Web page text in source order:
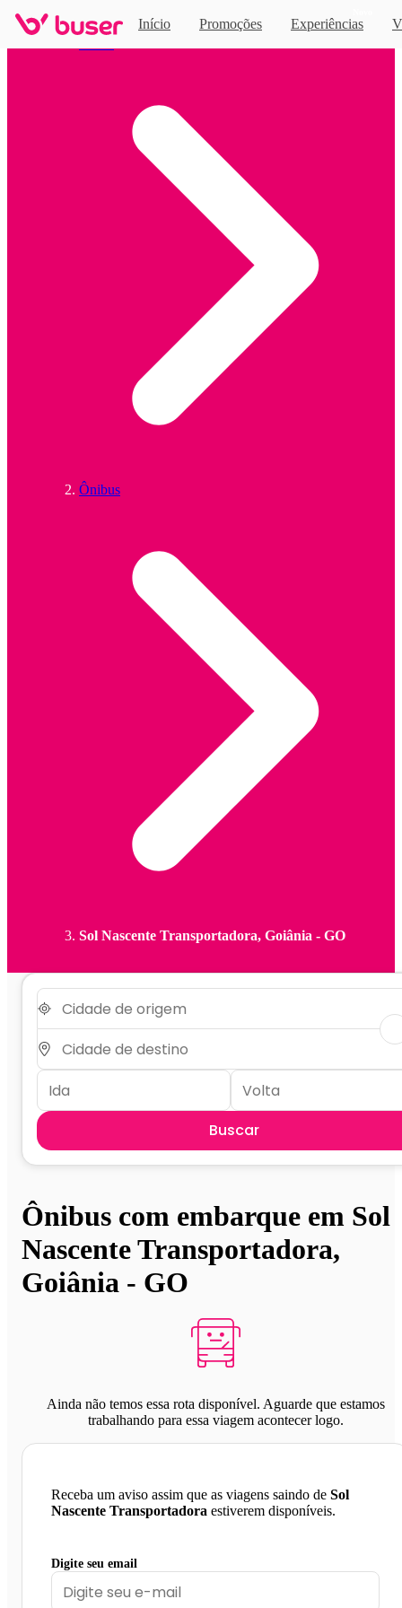
Início Promoções Experiências
Ônibus
Sol Nascente Transportadora, Goiânia - GO
Buscar
Ônibus com embarque em Sol
Nascente Transportadora,
Goiânia - GO
Ainda não temos essa rota disponível. Aguarde que estamos
trabalhando para essa viagem acontecer logo.
Receba um aviso assim que as viagens saindo de Sol
Nascente Transportadora estiverem disponíveis.
Digite seu email